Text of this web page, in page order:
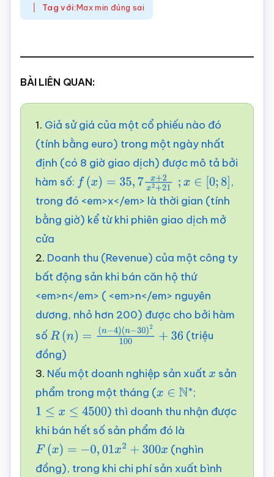
Tag với:Max min đúng sai
BÀI LIÊN QUAN:
1. Giả sử giá của một cổ phiếu nào đó
(tính bằng euro) trong một ngày nhất
định (có 8 giờ giao dịch) được mô tả bởi
hàm số: f( x)= 35 ,7x+ 2x2+21 x∈ [0 ;8]
,
trong đó <em>x</em> là thời gian (tính
bằng giờ) kể từ khi phiên giao dịch mở
cửa
2. Doanh thu (Revenue) của một công ty
bất động sản khi bán căn hộ thứ
<em>n</em> ( <em>n</em> nguyên
dương, nhỏ hơn 200) được cho bởi hàm
số R(n)= (n −4)
(n−
(triệu
đồng)
3. Nếu một doanh nghiệp sản xuấtx sản
phẩm trong một tháng (x∈N ∗ ;
1≤ x≤ 4500
) thì doanh thu nhận được
khi bán hết số sản phẩm đó là
F( x)= −0 ,01x 2+300x
(nghìn
đồng), trong khi chi phí sản xuất bình